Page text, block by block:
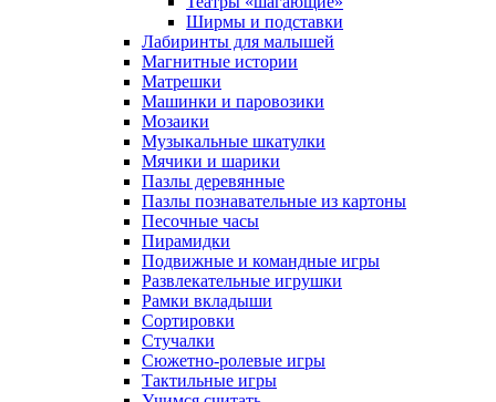
Ширмы и подставки
Лабиринты для малышей
Магнитные истории
Матрешки
Машинки и паровозики
Мозаики
Музыкальные шкатулки
Мячики и шарики
Пазлы деревянные
Пазлы познавательные из картоны
Песочные часы
Пирамидки
Подвижные и командные игры
Развлекательные игрушки
Рамки вкладыши
Сортировки
Стучалки
Сюжетно-ролевые игры
Тактильные игры